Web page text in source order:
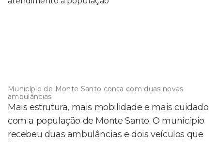
Município de Monte Santo conta com duas novas
ambulâncias
Mais estrutura, mais mobilidade e mais cuidado
com a população de Monte Santo. O município
recebeu duas ambulâncias e dois veículos que